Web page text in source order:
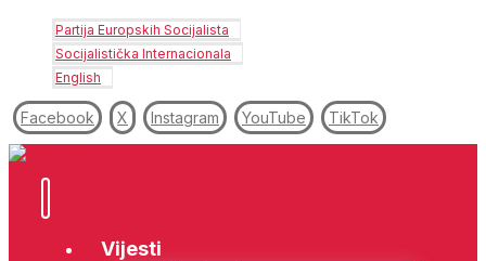
Partija Europskih Socijalista
Socijalistička Internacionala
English
Facebook X Instagram YouTube TikTok
Vijesti